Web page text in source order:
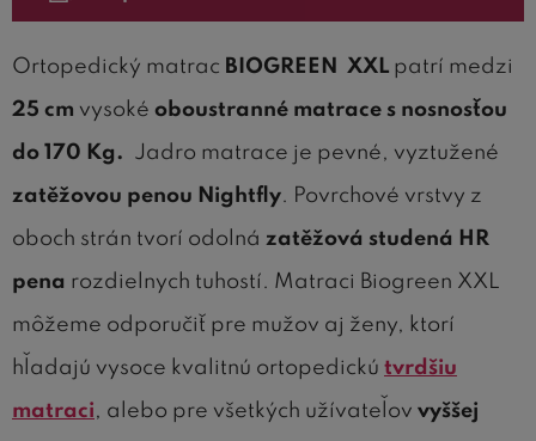
Ortopedický matrac BIOGREEN XXL patrí medzi
25 cm vysoké oboustranné matrace s nosnosťou
do 170 Kg. Jadro matrace je pevné, vyztužené
zatěžovou penou Nightfly . Povrchové vrstvy z
oboch strán tvorí odolná zatěžová studená HR
pena rozdielnych tuhostí. Matraci Biogreen XXL
môžeme odporučiť pre mužov aj ženy, ktorí
hľadajú vysoce kvalitnú ortopedickú tvrdšiu
matraci , alebo pre všetkých užívateľov vyššej